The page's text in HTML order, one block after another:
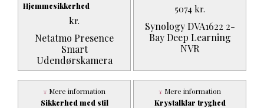
Hjemmesikkerhed
Netatmo Presence
Smart
Udendørskamera
kr.
Synology DVA1622 2-
Bay Deep Learning
NVR
5074 kr.
Sikkerhed med stil
Mere information
Krystalklar tryghed
Mere information